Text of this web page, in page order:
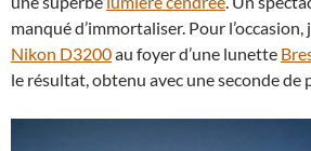
manqué d’immortaliser. Pour l’occasion,
Nikon D3200au foyer d’une lunette
le résultat, obtenu avec une seconde de